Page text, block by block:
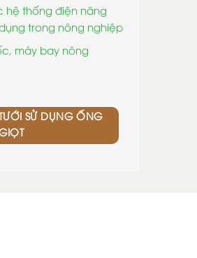
hệ thống điện năng
trong nông nghiệp
máy bay nông
SỬ DỤNG ỐNG